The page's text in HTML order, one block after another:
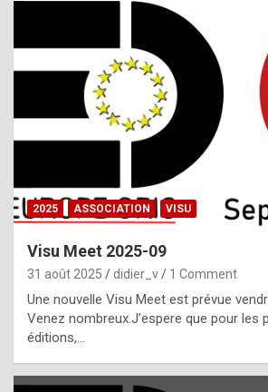
l
,
g
h
t
f
2025 ASSOCIATION VISU
Visu Meet 2025-09
31 août 2025 didier_v 1 Comment
Une nouvelle Visu Meet est prévue
Venez nombreux.J’espere que pour les
éditions,…